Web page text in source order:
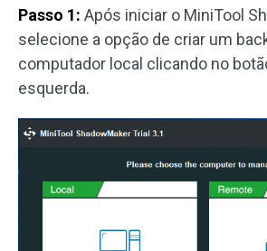
Passo 1: Após iniciar o MiniTool
selecione a opção de criar um
computador local clicando no
esquerda.